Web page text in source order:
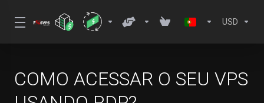
USD
COMO ACESSAR O SEU VPS